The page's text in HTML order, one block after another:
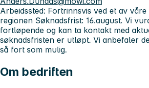
Arbeidssted: Fortrinnsvis ved et av
regionen Søknadsfrist: 16.august. Vi
fortløpende og kan ta kontakt med
søknadsfristen er utløpt. Vi anbefaler
så fort som mulig.
Om bedriften